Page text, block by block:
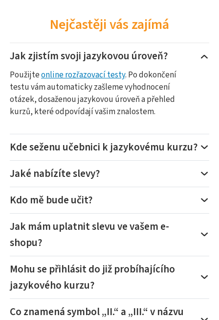
Nejčastěji vás zajímá
Jak zjistím svoji jazykovou úroveň?
Použijteonline rozřazovací testy. Po dokončení
testu vám automaticky zašleme vyhodnocení
otázek, dosaženou jazykovou úroveň a přehled
kurzů, které odpovídají vašim znalostem.
Kde seženu učebnici k jazykovému kurzu?
Jaké nabízíte slevy?
Kdo mě bude učit?
Jak mám uplatnit slevu ve vašem e-
shopu?
Mohu se přihlásit do již probíhajícího
jazykového kurzu?
Co znamená symbol „II.“ a „III.“ v názvu